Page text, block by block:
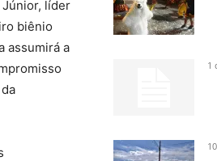
líder
biênio
assumirá a
1